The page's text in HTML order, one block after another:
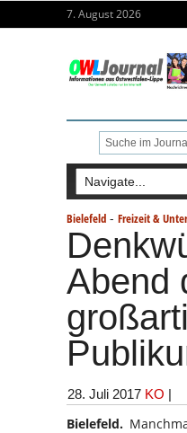
7. August 2026
Bielefeld - Freizeit &
Abend
28. Juli 2017 KO |
Bielefeld.